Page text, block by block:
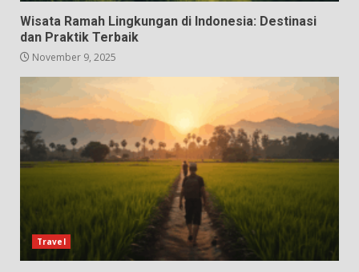
Wisata Ramah Lingkungan di Indonesia: Destinasi
dan Praktik Terbaik
November 9, 2025
Travel